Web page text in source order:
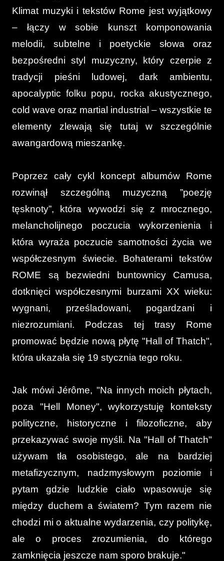
Klimat muzyki i tekstów Rome jest wyjątkowy
– łączy w sobie kunszt komponowania
melodii, subtelne i poetyckie słowa oraz
bezpośredni styl muzyczny, który czerpie z
tradycji pieśni ludowej, dark ambientu,
apocalyptic folku popu, rocka akustycznego,
cold wave oraz martial industrial – wszystkie te
elementy zlewają się tutaj w szczególnie
awangardową mieszankę.
Poprzez cały cykl koncept albumów Rome
rozwinął szczególną muzyczną ”poezję
tęsknoty”, która wywodzi się z mrocznego,
melancholijnego poczucia wykorzenienia i
która wyraża poczucie samotności życia we
współczesnym świecie. Bohaterami tekstów
ROME są bezwiedni buntownicy Camusa,
dotknięci współczesnymi burzami XX wieku:
wygnani, prześladowani, pogardzani i
niezrozumiani. Podczas tej trasy Rome
promować będzie nową płytę "Hall of Thatch",
która ukazała się 19 stycznia tego roku.
Jak mówi Jérôme, "Na innych moich płytach,
poza "Hell Money", wykorzystuję konteksty
polityczne, historyczne i filozoficzne, aby
przekazywać swoje myśli. Na "Hall of Thatch"
używam tła osobistego, ale na bardziej
metafizycznym, nadzmysłowym poziomie i
pytam gdzie ludzkie ciało wpasowuje się
między duchem a światem? Tym razem nie
chodzi mi o aktualne wydarzenia, czy politykę,
ale o proces zrozumienia, do którego
zamknięcia jeszcze nam sporo brakuje."